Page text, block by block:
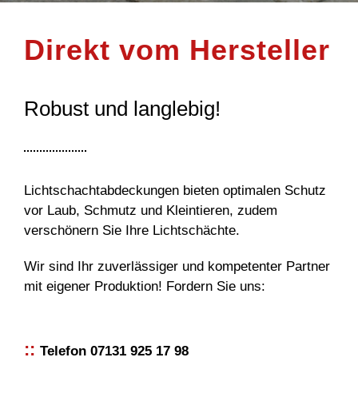
Direkt vom Hersteller
Robust und langlebig!
Lichtschachtabdeckungen bieten optimalen Schutz
vor Laub, Schmutz und Kleintieren, zudem
verschönern Sie Ihre Lichtschächte.
Wir sind Ihr zuverlässiger und kompetenter Partner
mit eigener Produktion! Fordern Sie uns:
:: Telefon 07131 925 17 98